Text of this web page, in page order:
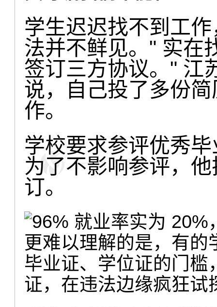
学生迟迟找不到工
法并不鲜见。" 实在
签订三方协议。" 江
说，自己投了多份
作。
学校要求参评优秀
为了不影响参评，
订。
更难以理解的是，有
毕业证、学位证的门
证，在违法边缘疯狂试